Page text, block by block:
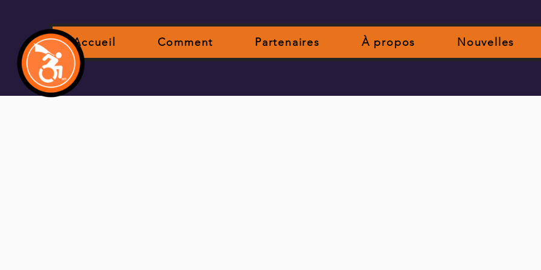
Accueil Comment Partenaires À propos Nouvelles